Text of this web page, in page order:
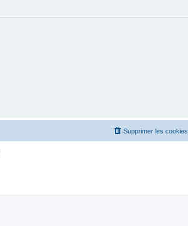
Supprimer les cookies